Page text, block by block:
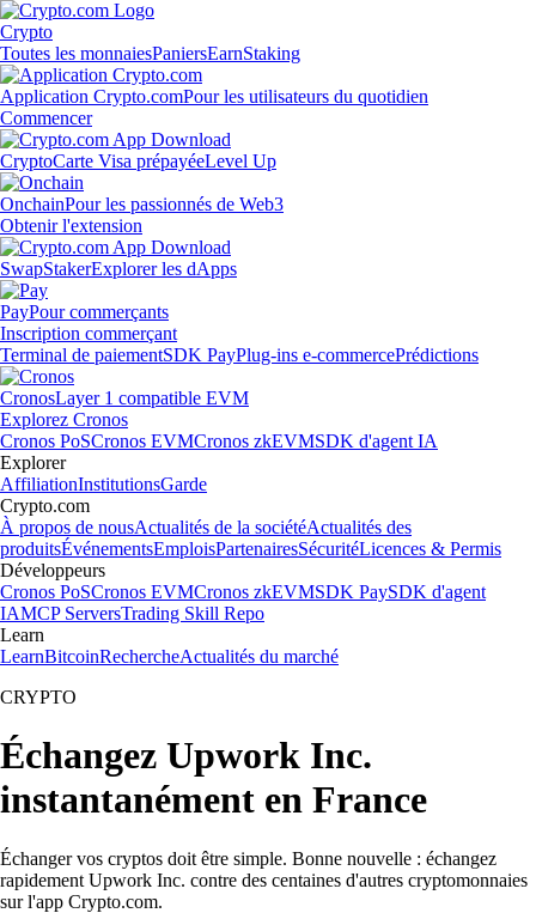
Crypto
Toutes les monnaiesPaniersEarnStaking
Application Crypto.comPour les utilisateurs du quotidien
Commencer
CryptoCarte Visa prépayéeLevel Up
OnchainPour les passionnés de Web3
Obtenir l'extension
SwapStakerExplorer les dApps
PayPour commerçants
Inscription commerçant
Terminal de paiementSDK PayPlug-ins e-commercePrédictions
CronosLayer 1 compatible EVM
Explorez Cronos
Cronos PoSCronos EVMCronos zkEVMSDK d'agent IA
Explorer
AffiliationInstitutionsGarde
Crypto.com
À propos de nousActualités de la sociétéActualités des
produitsÉvénementsEmploisPartenairesSécuritéLicences & Permis
Développeurs
Cronos PoSCronos EVMCronos zkEVMSDK PaySDK d'agent
IAMCP ServersTrading Skill Repo
Learn
LearnBitcoinRechercheActualités du marché
CRYPTO
Échangez Upwork Inc.
instantanément en France
Échanger vos cryptos doit être simple. Bonne nouvelle : échangez
rapidement Upwork Inc. contre des centaines d'autres cryptomonnaies
sur l'app Crypto.com.